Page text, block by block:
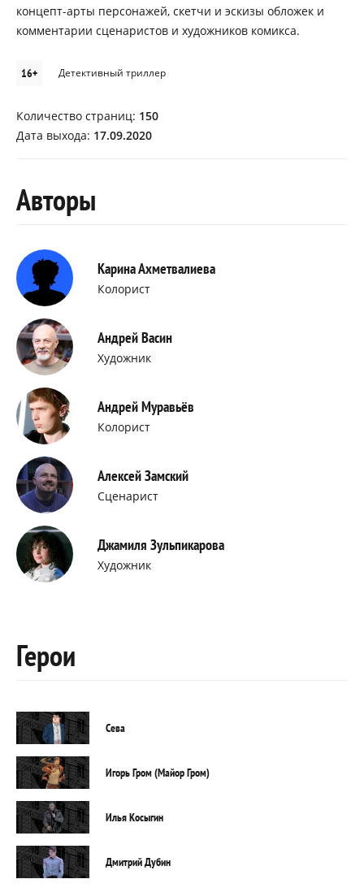
концепт-арты персонажей, скетчи и эскизы обложек и
комментарии сценаристов и художников комикса.
16+ Детективный триллер
Количество страниц: 150
Дата выхода: 17.09.2020
Авторы
Карина Ахметвалиева
Колорист
Андрей Васин
Художник
Андрей Муравьёв
Колорист
Алексей Замский
Сценарист
Джамиля Зульпикарова
Художник
Герои
Сева
Игорь Гром (Майор Гром)
Илья Косыгин
Дмитрий Дубин